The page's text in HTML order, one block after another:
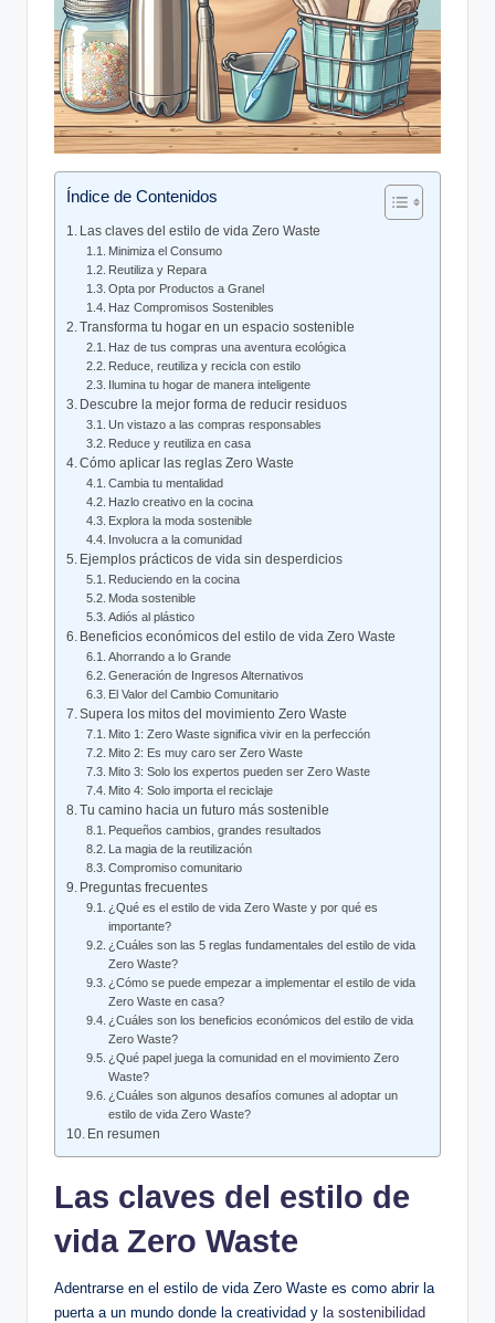
Índice de Contenidos
Las claves del estilo de vida Zero Waste
Minimiza el Consumo
Reutiliza y Repara
Opta por Productos a Granel
Haz Compromisos Sostenibles
Transforma tu hogar en un espacio sostenible
Haz de tus compras una aventura ecológica
Reduce, reutiliza y recicla con estilo
Ilumina tu hogar de manera inteligente
Descubre la mejor forma de reducir residuos
Un vistazo a las compras responsables
Reduce y reutiliza en casa
Cómo aplicar las reglas Zero Waste
Cambia tu mentalidad
Hazlo creativo en la cocina
Explora la moda sostenible
Involucra a la comunidad
Ejemplos prácticos de vida sin desperdicios
Reduciendo en la cocina
Moda sostenible
Adiós al plástico
Beneficios económicos del estilo de vida Zero Waste
Ahorrando a lo Grande
Generación de Ingresos Alternativos
El Valor del Cambio Comunitario
Supera los mitos del movimiento Zero Waste
Mito 1: Zero Waste significa vivir en la perfección
Mito 2: Es muy caro ser Zero Waste
Mito 3: Solo los expertos pueden ser Zero Waste
Mito 4: Solo importa el reciclaje
Tu camino hacia un futuro más sostenible
Pequeños cambios, grandes resultados
La magia de la reutilización
Compromiso comunitario
Preguntas frecuentes
¿Qué es el estilo de vida Zero Waste y por qué es
importante?
¿Cuáles son las 5 reglas fundamentales del estilo de vida
Zero Waste?
¿Cómo se puede empezar a implementar el estilo de vida
Zero Waste en casa?
¿Cuáles son los beneficios económicos del estilo de vida
Zero Waste?
¿Qué papel juega la comunidad en el movimiento Zero
Waste?
¿Cuáles son algunos desafíos comunes al adoptar un
estilo de vida Zero Waste?
En resumen
Las claves del estilo de
vida Zero Waste
Adentrarse en el estilo de vida Zero Waste es como abrir la
puerta a un mundo donde la creatividad y la sostenibilidad